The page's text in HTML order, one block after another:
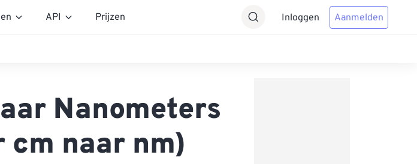
API Prijzen Inloggen Aanmelden
Nanometers
naar nm)